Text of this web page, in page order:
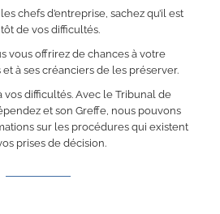
chefs d’entreprise, sachez qu’il est
de vos difficultés.
vous offrirez de chances à votre
à ses créanciers de les préserver.
vos difficultés. Avec le Tribunal de
et son Greffe, nous pouvons
sur les procédures qui existent
prises de décision.